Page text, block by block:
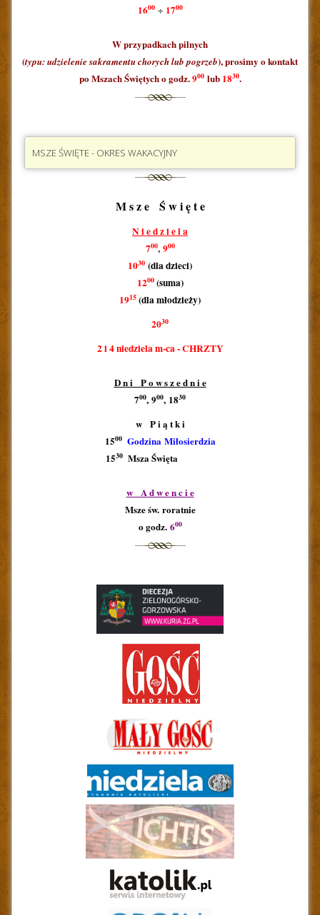
1600 ÷ 1700
W przypadkach pilnych
(typu: udzielenie sakramentu chorych lub pogrzeb), prosimy o kontakt
po Mszach Świętych o godz.900lub 1830.
MSZE ŚWIĘTE - OKRES WAKACYJNY
M s z e Ś w i ę t e
N i e d z i e l a
700,900
1030 (dla dzieci)
1200 (suma)
1915 (dla młodzieży)
2030
2 i 4 niedziela m-ca - CHRZTY
D n i P o w s z e d n i e
700, 900, 1830
w P i ą t k i
1500 Godzina Miłosierdzia
1530Msza Święta
w A d w e n c i e
Msze św. roratnie
o godz. 600